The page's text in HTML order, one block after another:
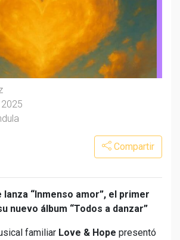
Compartir
lanza “Inmenso amor”, el primer
nuevo álbum “Todos a danzar”
familiar Love & Hope presentó